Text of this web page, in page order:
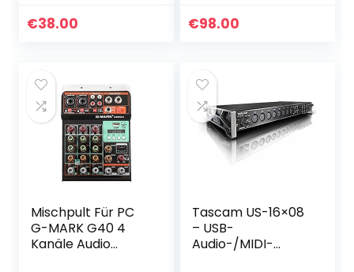
€38.00
MP3-Buchse 48-
€98.00
Mischpult Für PC
G-MARK G40 4
Kanäle Audio
Tascam US-16×08
– USB-
Audio-/MIDI-